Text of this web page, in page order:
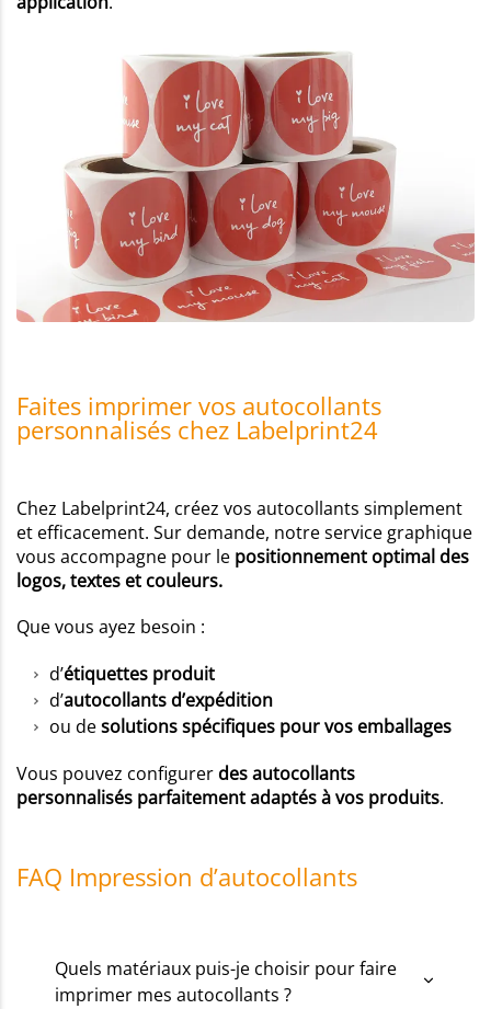
Faites imprimer vos autocollants
personnalisés chez Labelprint24
Chez Labelprint24, créez vos autocollants simplement
et efficacement. Sur demande, notre service graphique
vous accompagne pour le positionnement optimal des
logos, textes et couleurs.
Que vous ayez besoin :
d’étiquettes produit
d’autocollants d’expédition
ou desolutions spécifiques pour vos emballages
Vous pouvez configurer des autocollants
personnalisés parfaitement adaptés à vos produits.
FAQ Impression d’autocollants
Quels matériaux puis-je choisir pour faire
imprimer mes autocollants ?